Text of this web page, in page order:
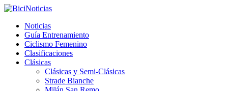
Noticias
Guía Entrenamiento
Ciclismo Femenino
Clasificaciones
Clásicas
Clásicas y Semi-Clásicas
Strade Bianche